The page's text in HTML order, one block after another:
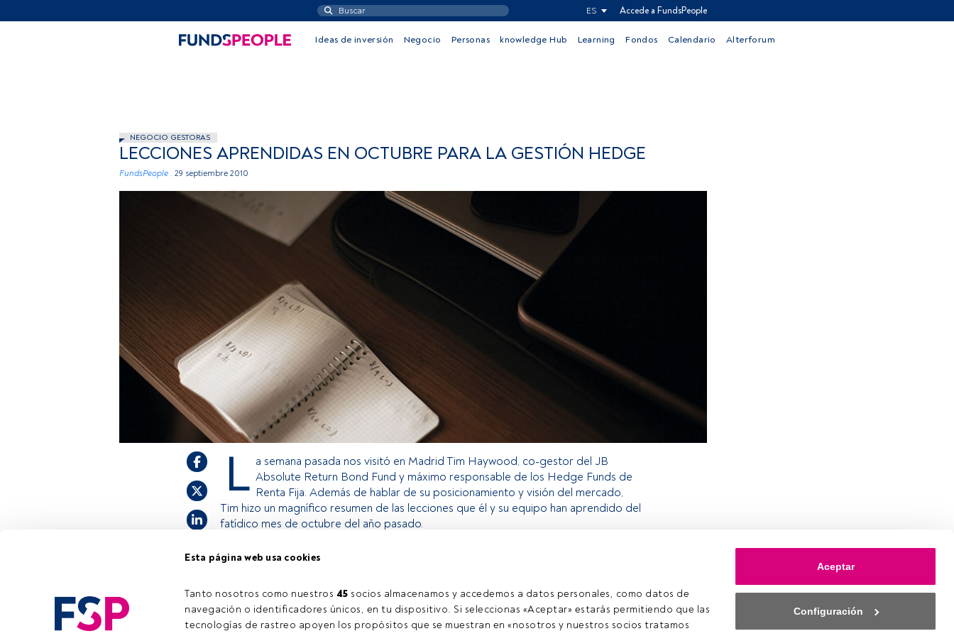
Esta página web usa cookies
Tanto nosotros como nuestros 45 socios almacenamos y accedemos a datos personales, como datos de
navegación o identificadores únicos, en tu dispositivo. Si seleccionas «Aceptar» estarás permitiendo que las
tecnologías de rastreo apoyen los propósitos que se muestran en «nosotros y nuestros socios tratamos
Aceptar
Configuración
ES Accede a FundsPeople
Ideas de inversión Negocio Personas knowledge Hub Learning Fondos Calendario Alterforum
NEGOCIO GESTORAS
LECCIONES APRENDIDAS EN OCTUBRE PARA LA GESTIÓN HEDGE
FundsPeople . 29 septiembre 2010
2 min.
L a semana pasada nos visitó en Madrid Tim Haywood, co-gestor del JB
Absolute Return Bond Fund y máximo responsable de los Hedge Funds de
Renta Fija. Además de hablar de su posicionamiento y visión del mercado,
Tim hizo un magnífico resumen de las lecciones que él y su equipo han aprendido del
fatídico mes de octubre del año pasado.
estás registrado, accede desde el botón Login. Si aún no tienes cuenta, te
invitamos a registrarte y disfrutar de todo el universo que ofrece FundsPeople.
Accede a FundsPeople